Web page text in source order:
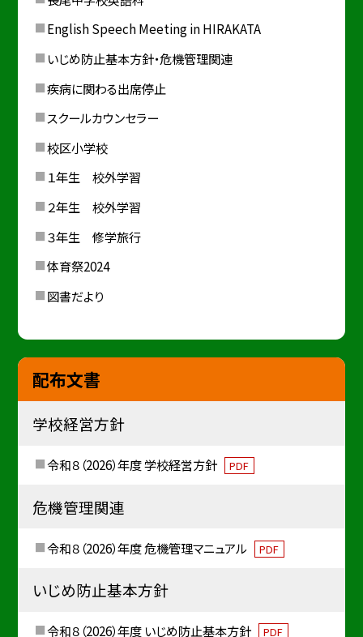
English Speech Meeting in HIRAKATA
いじめ防止基本方針・危機管理関連
疾病に関わる出席停止
スクールカウンセラー
校区小学校
１年生 校外学習
２年生 校外学習
３年生 修学旅行
体育祭2024
図書だより
配布文書
学校経営方針
令和８（2026）年度 学校経営方針 PDF
危機管理関連
令和８（2026）年度 危機管理マニュアル PDF
いじめ防止基本方針
令和８（2026）年度 いじめ防止基本方針 PDF